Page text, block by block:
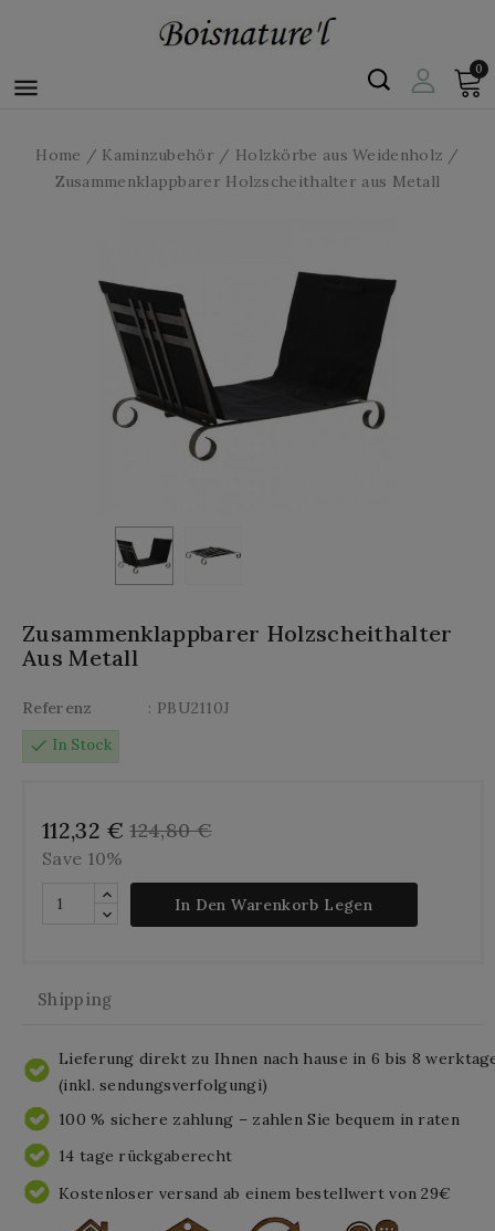

0
Home Kaminzubehör
Holzkörbe aus Weidenholz
Zusammenklappbarer Holzscheithalter aus Metall
Zusammenklappbarer Holzscheithalter
Aus Metall
Referenz
: PBU2110J
check In Stock
112,32 € 124,80 €
Save 10%
In Den Warenkorb Legen
Shipping
Lieferung direkt zu Ihnen nach hause in 6 bis 8
(inkl. sendungsverfolgungi)
100 % sichere zahlung – zahlen Sie bequem in raten
14 tage rückgaberecht
Kostenloser versand ab einem bestellwert von 29€